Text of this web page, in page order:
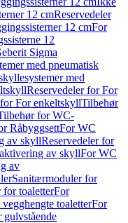
12 cmReservedeler
12 cmFor
12
Sigma
med pneumatisk
med
Reservedeler for For
For enkeltskyllTilbehør
for WC-
RåbyggsettFor WC
av skyllReservedeler for
av skyllFor WC
av
Sanitærmoduler for
for toaletterFor
toaletterFor
gulvstående